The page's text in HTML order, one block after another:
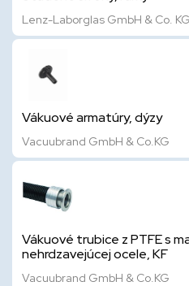
Lenz-Laborglas GmbH & Co. KG
Vákuové armatúry, dýzy
Vacuubrand GmbH & Co.KG
Vákuové trubice z PTFE s
nehrdzavejúcej ocele, KF
Vacuubrand GmbH & Co.KG